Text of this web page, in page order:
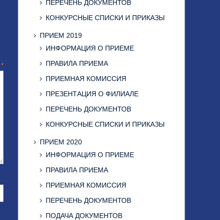
*
ПЕРЕЧЕНЬ ДОКУМЕНТОВ
КОНКУРСНЫЕ СПИСКИ И ПРИКАЗЫ
ПРИЕМ 2019
ИНФОРМАЦИЯ О ПРИЕМЕ
ПРАВИЛА ПРИЕМА
ПРИЕМНАЯ КОМИССИЯ
ПРЕЗЕНТАЦИЯ О ФИЛИАЛЕ
ПЕРЕЧЕНЬ ДОКУМЕНТОВ
КОНКУРСНЫЕ СПИСКИ И ПРИКАЗЫ
ПРИЕМ 2020
ИНФОРМАЦИЯ О ПРИЕМЕ
ПРАВИЛА ПРИЕМА
ПРИЕМНАЯ КОМИССИЯ
ПЕРЕЧЕНЬ ДОКУМЕНТОВ
ПОДАЧА ДОКУМЕНТОВ